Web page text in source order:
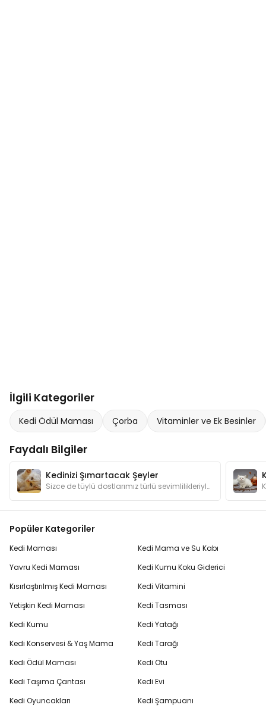
İlgili Kategoriler
Kedi Ödül Maması Çorba Vitaminler ve Ek Besinler
Faydalı Bilgiler
Kedinizi Şımartacak Şeyler
Sizce de tüylü dostlarımız türlü sevimlilikleriyle şımartılmayı hak etmiyorlar mı? Kedilerimizin canının sıkılmaması için hangi hediyelerden alalım?
Popüler Kategoriler
Kedi Maması
Yavru Kedi Maması
Kısırlaştırılmış Kedi Maması
Yetişkin Kedi Maması
Kedi Kumu
Kedi Konservesi & Yaş Mama
Kedi Ödül Maması
Kedi Taşıma Çantası
Kedi Oyuncakları
Kedi Mama ve Su Kabı
Kedi Kumu Koku Giderici
Kedi Vitamini
Kedi Tasması
Kedi Yatağı
Kedi Tarağı
Kedi Otu
Kedi Evi
Kedi Şampuanı